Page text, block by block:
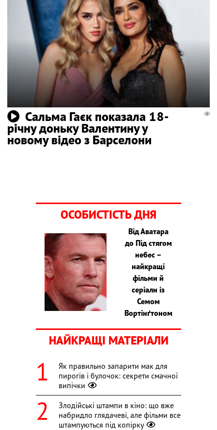
Сальма Гаєк показала 18-
річну доньку Валентину у
новому відео з Барселони
ОСОБИСТІСТЬ ДНЯ
Від Аватара
до Під стягом
небес –
найкращі
фільми й
серіали із
Семом
Вортінґтоном
НАЙКРАЩІ МАТЕРІАЛИ
Як правильно запарити мак для
пирогів і булочок: секрети смачної
випічки
Злодійські штампи в кіно: що вже
набридло глядачеві, але фільми все
штампуються під копірку